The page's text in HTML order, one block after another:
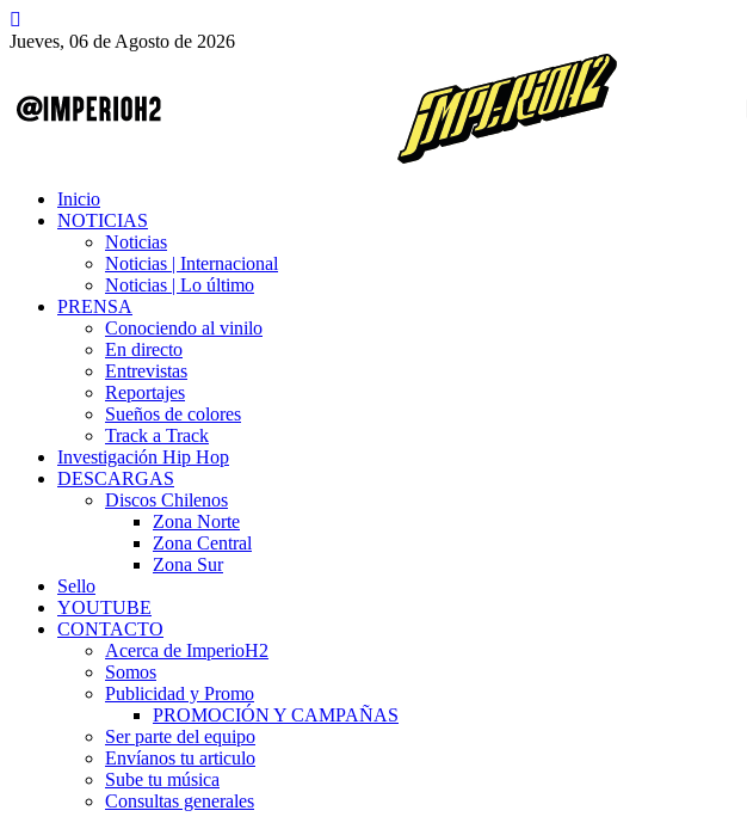
Jueves, 06 de Agosto de 2026
Inicio
NOTICIAS
Noticias
Noticias | Internacional
Noticias | Lo último
PRENSA
Conociendo al vinilo
En directo
Entrevistas
Reportajes
Sueños de colores
Track a Track
Investigación Hip Hop
DESCARGAS
Discos Chilenos
Zona Norte
Zona Central
Zona Sur
Sello
YOUTUBE
CONTACTO
Acerca de ImperioH2
Somos
Publicidad y Promo
PROMOCIÓN Y CAMPAÑAS
Ser parte del equipo
Envíanos tu articulo
Sube tu música
Consultas generales